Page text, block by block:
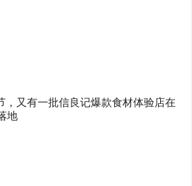
，又有一批信良记爆款食材体验店在
地